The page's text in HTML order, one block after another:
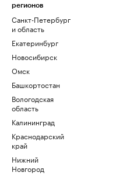
регионов
Санкт-Петербург
и область
Екатеринбург
Новосибирск
Омск
Башкортостан
Вологодская
область
Калининград
Краснодарский
край
Нижний
Новгород